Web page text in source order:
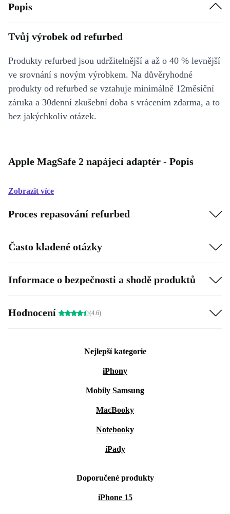
Popis
Tvůj výrobek od refurbed
Produkty refurbed jsou udržitelnější a až o 40 % levnější
ve srovnání s novým výrobkem. Na důvěryhodné
produkty od refurbed se vztahuje minimálně 12měsíční
záruka a 30denní zkušební doba s vrácením zdarma, a to
bez jakýchkoliv otázek.
Apple MagSafe 2 napájecí adaptér - Popis
Zobrazit více
Proces repasování refurbed
Často kladené otázky
Informace o bezpečnosti a shodě produktů
Hodnocení (4.6)
Nejlepší kategorie
iPhony
Mobily Samsung
MacBooky
Notebooky
iPady
Doporučené produkty
iPhone 15